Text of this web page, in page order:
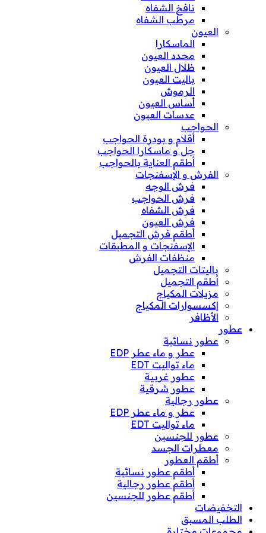
نافخ الشفاه
مرطب الشفاه
العيون
الماسكارا
محدد العيون
ظلال العيون
باليت العيون
الرموش
أساس العيون
عدسات العيون
الحواجب
أقلام و بودرة الحواجب
جل و ماسكارا الحواجب
أطقم العناية بالحواجب
الفرش و الإسفنجات
فرش الوجه
فرش الحواجب
فرش الشفاه
فرش العيون
أطقم فرش التجميل
الإسفنجات و المطبقات
منظفات الفرش
باليتات التجميل
أطقم التجميل
مزيلات المكياج
إكسسوارات المكياج
الأظافر
عطور
عطور نسائية
عطر و ماء عطر EDP
ماء تواليت EDT
عطور غربية
عطور شرقية
عطور رجالية
عطر و ماء عطر EDP
ماء تواليت EDT
عطور للجنسين
معطرات الجسد
أطقم العطور
أطقم عطور نسائية
أطقم عطور رجالية
أطقم عطور للجنسين
التخفيضات
الطلب المسبق